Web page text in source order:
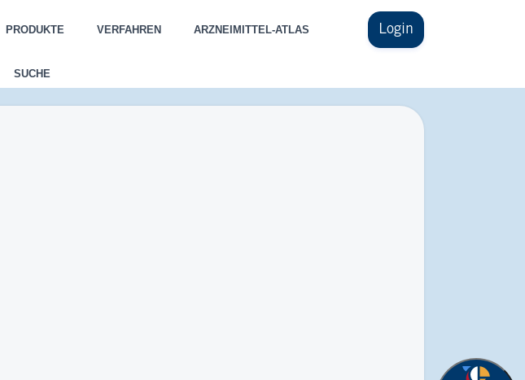
Login
PRODUKTE VERFAHREN ARZNEIMITTEL-ATLAS
SUCHE